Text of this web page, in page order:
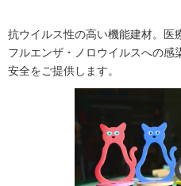
抗ウイルス性の高い機能建材。医
フルエンザ・ノロウイルスへの感
安全をご提供します。